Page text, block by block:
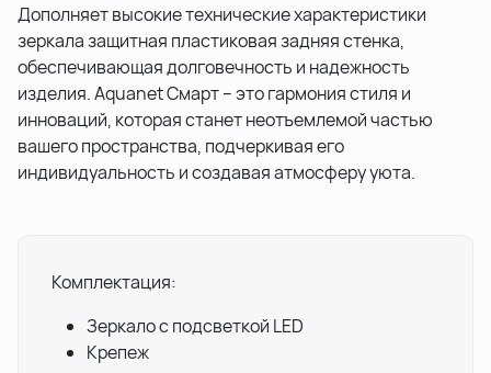
Дополняет высокие технические характеристики
зеркала защитная пластиковая задняя стенка,
обеспечивающая долговечность и надежность
изделия. Aquanet Смарт – это гармония стиля и
инноваций, которая станет неотъемлемой частью
вашего пространства, подчеркивая его
индивидуальность и создавая атмосферу уюта.
Комплектация:
Зеркало с подсветкой LED
Крепеж